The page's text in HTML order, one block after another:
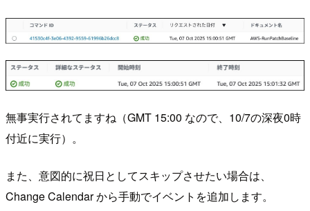
無事実行されてますね（GMT 15:00 なので、10/7の深夜0時
付近に実行）。
また、意図的に祝日としてスキップさせたい場合は、
Change Calendar から手動でイベントを追加します。